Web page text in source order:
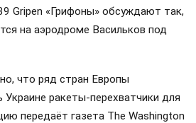
Gripen «Грифоны» обсуждают так,
на аэродроме Васильков под
что ряд стран Европы
Украине ракеты-перехватчики для
передаёт газета The Washington